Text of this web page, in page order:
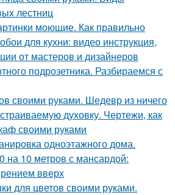
лестниц
моющие. Как правильно
для кухни: видео инструкция,
от мастеров и дизайнеров
подрозетника. Разбираемся с
своими руками. Шедевр из ничего
духовку. Чертежи, как
своими руками
одноэтажного дома.
10 метров с мансардой:
вверх
для цветов своими руками.